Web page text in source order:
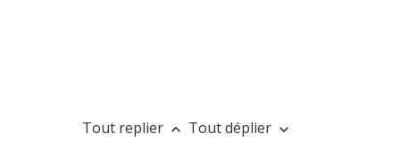
Tout replier keyboard_arrow_up Tout déplier keyboard_arrow_down